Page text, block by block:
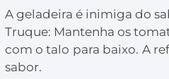
A geladeira é inimiga do
Truque: Mantenha os
com o talo para baixo. A
sabor.